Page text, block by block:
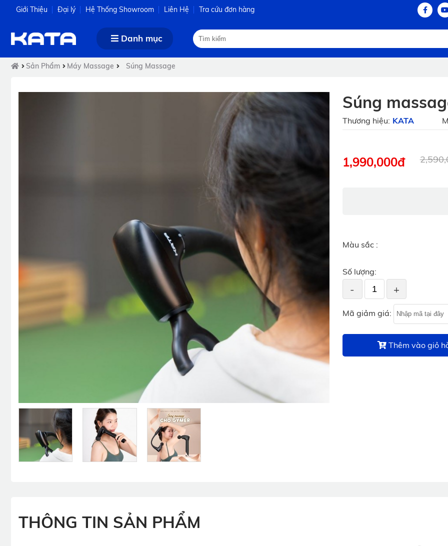
Giới Thiệu Đại lý Hệ Thống Showroom Liên Hệ Tra cứu đơn hàng
Danh mục
Sản Phẩm Máy Massage Súng Massage
Súng
Thương hiệu: KATA
1,990,000đ
Màu sắc :
Số lượng:
- +
Mã giảm giá:
Thêm vào giỏ
THÔNG TIN SẢN PHẨM